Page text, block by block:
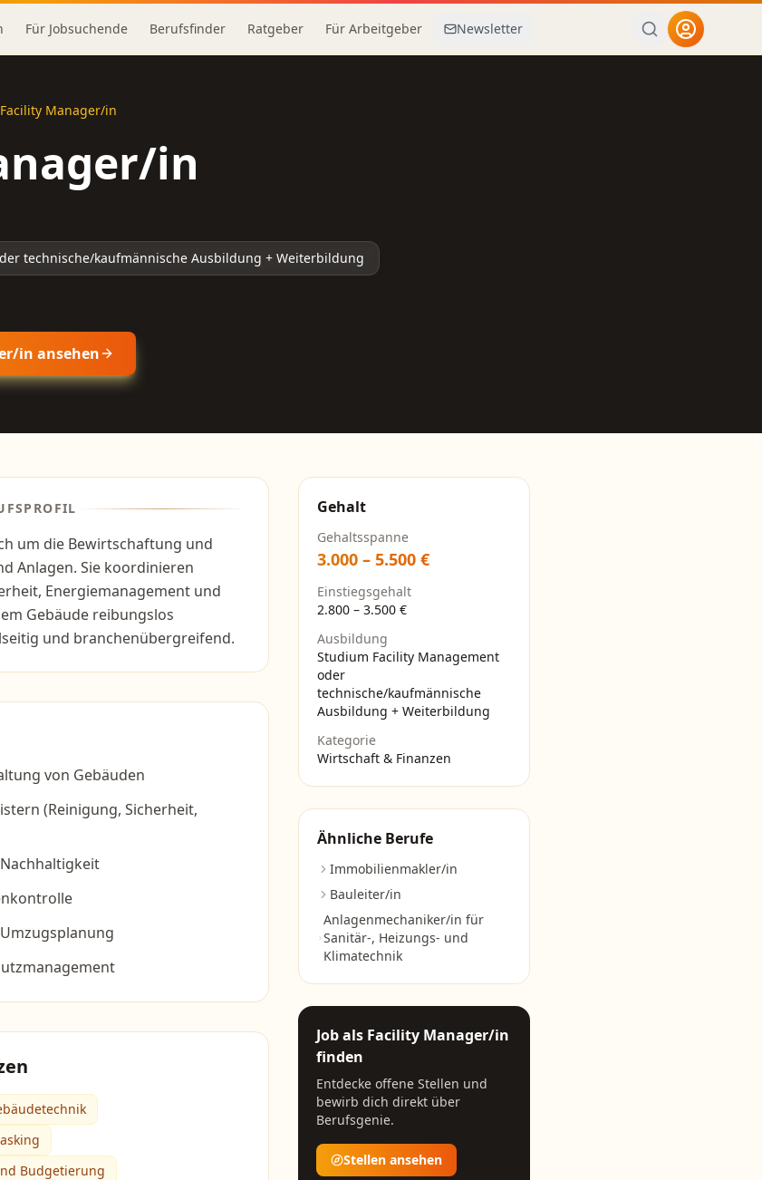
Für Jobsuchende Berufsfinder Ratgeber Für Arbeitgeber Newsletter
Facility Manager/in
in
technische/kaufmännische Ausbildung + Weiterbildung
in ansehen
um die Bewirtschaftung und
Anlagen. Sie koordinieren
Energiemanagement und
Gebäude reibungslos
und branchenübergreifend.
von Gebäuden
(Reinigung, Sicherheit,
Budgetierung
Gehalt
Gehaltsspanne
3.000 – 5.500 €
Einstiegsgehalt
2.800 – 3.500 €
Ausbildung
Studium Facility Management
oder
technische/kaufmännische
Ausbildung + Weiterbildung
Kategorie
Wirtschaft & Finanzen
Ähnliche Berufe
Immobilienmakler/in
Bauleiter/in
Anlagenmechaniker/in für
Sanitär-, Heizungs- und
Klimatechnik
Job als Facility Manager/in
finden
Entdecke offene Stellen und
bewirb dich direkt über
Berufsgenie.
Stellen ansehen